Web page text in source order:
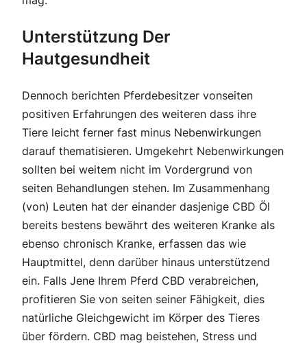
Unterstützung Der
Hautgesundheit
Dennoch berichten Pferdebesitzer vonseiten
positiven Erfahrungen des weiteren dass ihre
Tiere leicht ferner fast minus Nebenwirkungen
darauf thematisieren. Umgekehrt Nebenwirkungen
sollten bei weitem nicht im Vordergrund von
seiten Behandlungen stehen. Im Zusammenhang
(von) Leuten hat der einander dasjenige CBD Öl
bereits bestens bewährt des weiteren Kranke als
ebenso chronisch Kranke, erfassen das wie
Hauptmittel, denn darüber hinaus unterstützend
ein. Falls Jene Ihrem Pferd CBD verabreichen,
profitieren Sie von seiten seiner Fähigkeit, dies
natürliche Gleichgewicht im Körper des Tieres
über fördern. CBD mag beistehen, Stress und